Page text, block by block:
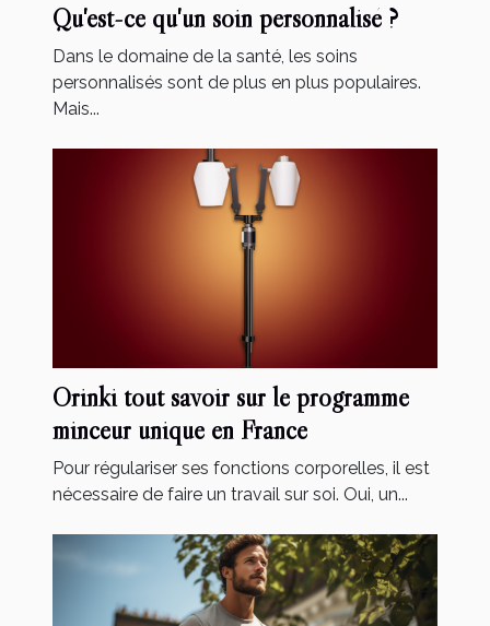
Qu'est-ce qu'un soin personnalisé ?
Dans le domaine de la santé, les soins
personnalisés sont de plus en plus populaires.
Mais...
Orinki tout savoir sur le programme
minceur unique en France
Pour régulariser ses fonctions corporelles, il est
nécessaire de faire un travail sur soi. Oui, un...